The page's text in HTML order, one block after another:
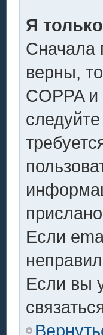
Я
Сначала
верны,
COPPA
Если
Если вы